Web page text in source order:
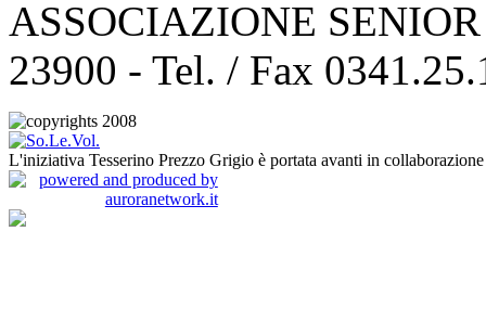
ASSOCIAZIONE
23900 - Tel. / Fax
L'iniziativa Tesserino Prezzo Grigio è portata avanti in